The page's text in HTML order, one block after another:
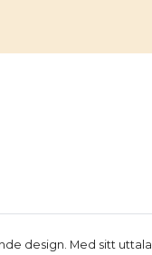
design. Med sitt